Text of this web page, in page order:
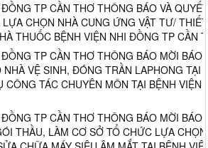
TP CẦN THƠ THÔNG BÁO VÀ
CHỌN NHÀ CUNG ỨNG VẬT TƯ/
THUỐC BỆNH VIỆN NHI ĐỒNG TP CẦN
TP CẦN THƠ THÔNG BÁO MỜI BÁO
NHÀ VỆ SINH, ĐÓNG TRẦN LAPHONG TẠI
CÔNG TÁC CHUYÊN MÔN TẠI BỆNH
TP CẦN THƠ THÔNG BÁO MỜI BÁO
THẦU, LÀM CƠ SỞ TỔ CHỨC LỰA